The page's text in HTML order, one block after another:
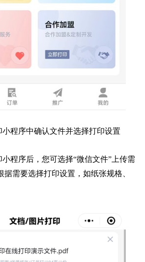
小程序中确认文件并选择打印设置
程序后，您可选择“微信文件”上传需
需要选择打印设置，如纸张规格、